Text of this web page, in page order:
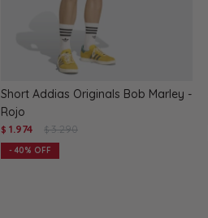
Short Addias Originals Bob Marley -
Rojo
$ 1.974 $ 3.290
40